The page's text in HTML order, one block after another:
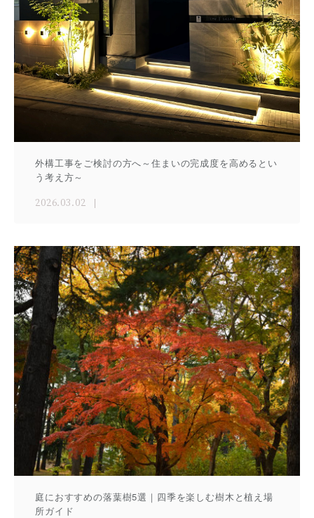
外構工事をご検討の方へ～住まいの完成度を高めるとい
う考え方～
2026.03.02
庭におすすめの落葉樹5選｜四季を楽しむ樹木と植え場
所ガイド